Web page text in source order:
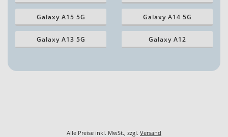
Galaxy A15 5G Galaxy A14 5G
Galaxy A13 5G Galaxy A12
Alle Preise inkl. MwSt., zzgl. Versand